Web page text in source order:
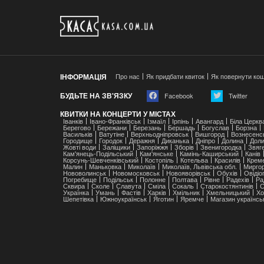
ІНФОРМАЦІЯ Про нас Як придбати квиток Як повернути
БУДЬТЕ НА ЗВ'ЯЗКУ Facebook Twitter
КВИТКИ НА КОНЦЕРТИ У МІСТАХ
Іванків Івано-Франківськ Ізмаїл Ірпінь Авангард Біла
Берегово Бережани Березань Бершадь Богуслав Борзна
Васильків Ватутіне Верхньодніпровськ Вишгород
Городище Городок Деражня Диканька Дніпро Долина
Жовті води Заліщики Запоріжжя Зборів Звенигородка
Кам'янець-Подільський Кам'янське Камінь-Каширський Канів
Корсунь-Шевченківський Костопіль Котельва Красилів
Малин Маньковка Миколаїв Миколаїв, Львівська обл.
Нововолинськ Новомосковськ Новояворівськ Обухів
Погребище Подільськ Полонне Полтава Рівне Радехів
Сквира Сколе Славута Сміла Сокаль Старокостянтинів
Українка Умань Фастів Харків Хмільник Хмельницький
Шепетівка Южноукраїнськ Яготин Яремче Магазин